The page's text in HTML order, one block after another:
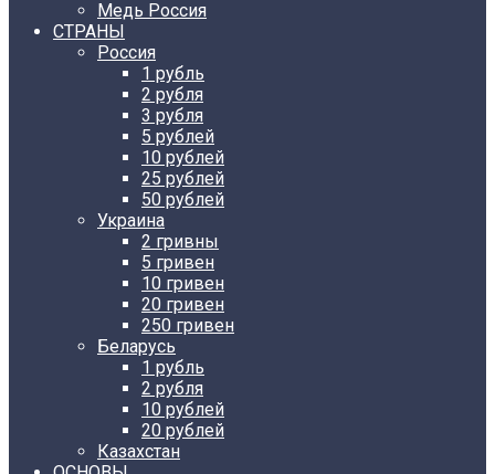
Медь Россия
СТРАНЫ
Россия
1 рубль
2 рубля
3 рубля
5 рублей
10 рублей
25 рублей
50 рублей
Украина
2 гривны
5 гривен
10 гривен
20 гривен
250 гривен
Беларусь
1 рубль
2 рубля
10 рублей
20 рублей
Казахстан